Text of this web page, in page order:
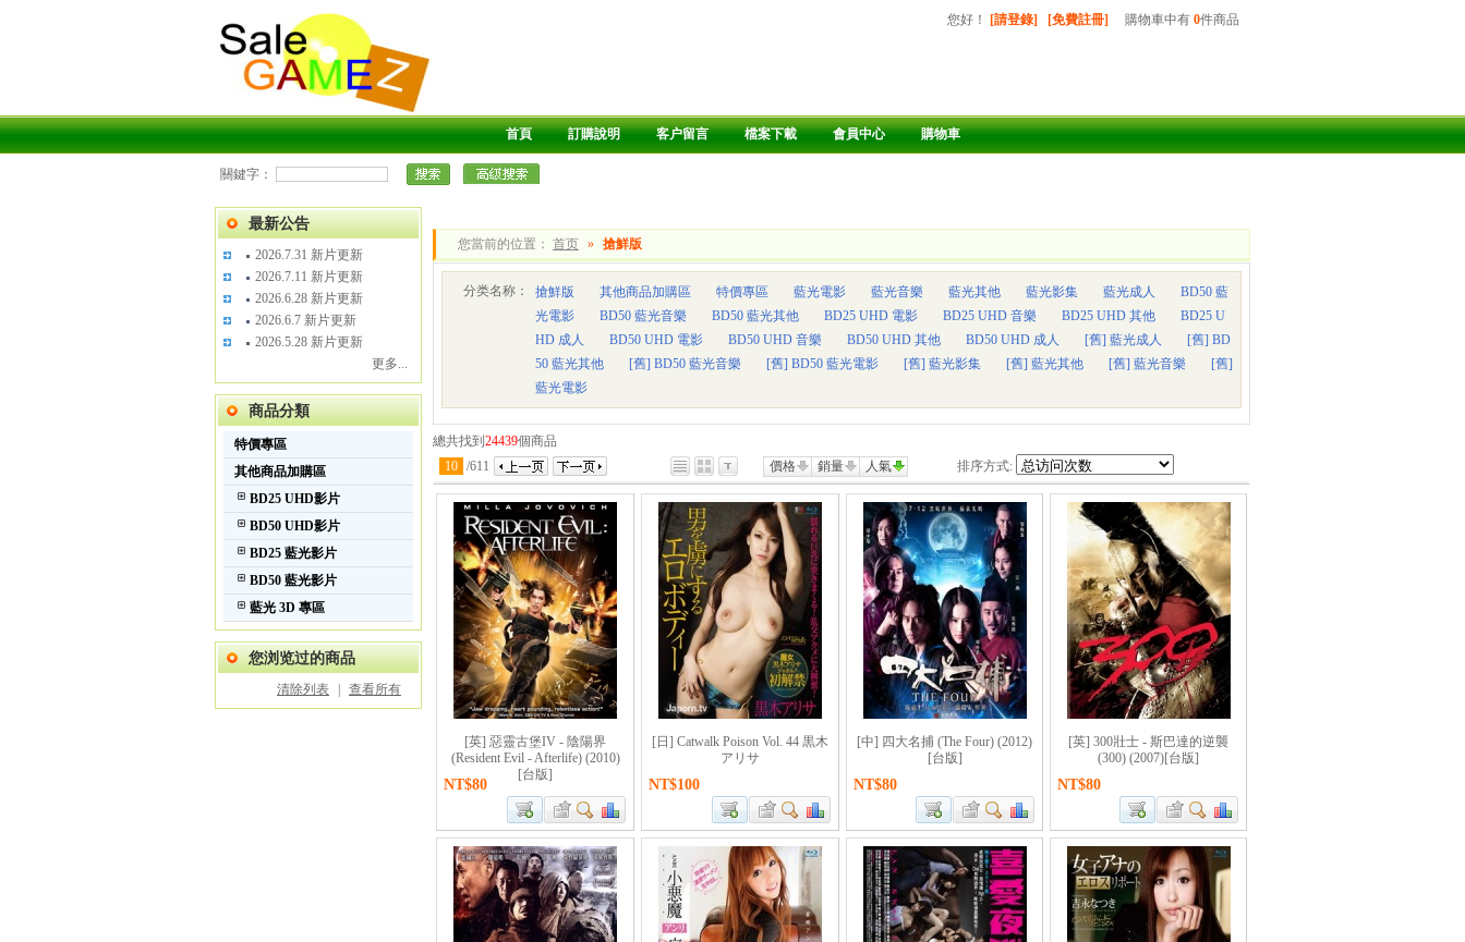
購物車中有 0件商品
您好 ！ [請登錄] [免費註冊]
首頁 訂購說明 客户留言 檔案下載 會員中心 購物車
關鍵字：
最新公告
2026.7.31 新片更新
2026.7.11 新片更新
2026.6.28 新片更新
2026.6.7 新片更新
2026.5.28 新片更新
更多...
商品分類
特價專區
其他商品加購區
BD25 UHD影片
BD50 UHD影片
BD25 藍光影片
BD50 藍光影片
藍光 3D 專區
您浏览过的商品
清除列表 查看所有
您當前的位置： 首页 » 搶鮮版
分类名称： 搶鮮版 其他商品加購區 特價專區 藍光電影 藍光音樂 藍光其他 藍光影集 藍光成人
BD50 藍
光電影
BD50 藍光音樂 BD50 藍光其他 BD25 UHD 電影 BD25 UHD 音樂 BD25 UHD 其他
BD25 U
HD 成人
BD50 UHD 電影 BD50 UHD 音樂 BD50 UHD 其他 BD50 UHD 成人 [舊] 藍光成人
[舊] BD
50 藍光其他
[舊] BD50 藍光音樂 [舊] BD50 藍光電影 [舊] 藍光影集 [舊] 藍光其他 [舊] 藍光音樂
[舊]
藍光電影
總共找到 24439個商品
10 /611 價格 銷量 人氣 排序方式:
[英] 惡靈古堡IV - 陰陽界
(Resident Evil - Afterlife) (2010)
[台版]
NT$80
[日] Catwalk Poison Vol. 44 黒木
アリサ
NT$100
[中] 四大名捕 (The Four) (2012)
[台版]
NT$80
[英] 300壯士 - 斯巴達的逆襲
(300) (2007)[台版]
NT$80